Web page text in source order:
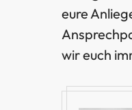
eure
wir euch